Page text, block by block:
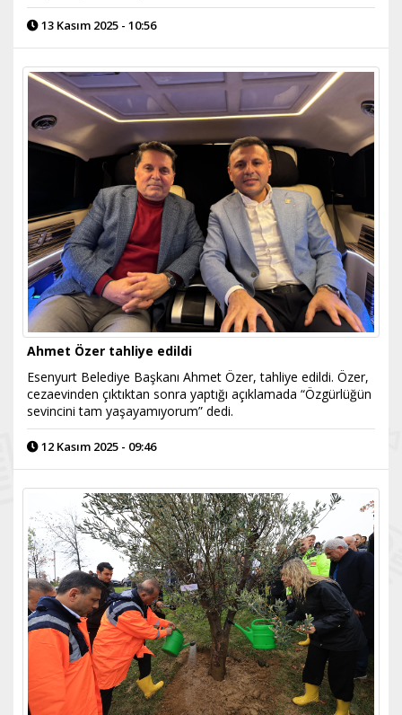
13 Kasım 2025 - 10:56
Ahmet Özer tahliye edildi
Esenyurt Belediye Başkanı Ahmet Özer, tahliye edildi. Özer,
cezaevinden çıktıktan sonra yaptığı açıklamada “Özgürlüğün
sevincini tam yaşayamıyorum” dedi.
12 Kasım 2025 - 09:46